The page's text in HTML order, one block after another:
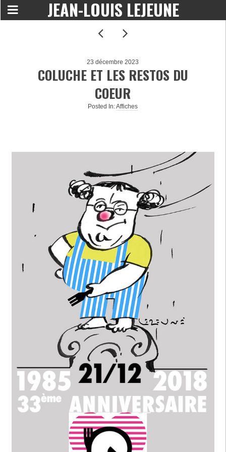
JEAN-LOUIS LEJEUNE
23 décembre 2023
COLUCHE ET LES RESTOS DU
COEUR
Posted In:Affiches